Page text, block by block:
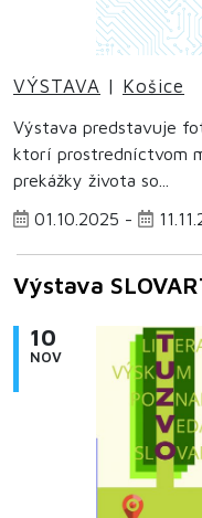
VÝSTAVA | Košice
Výstava predstavuje
ktorí prostredníctvom
prekážky života so...
01.10.2025 -
Výstava
10
NOV